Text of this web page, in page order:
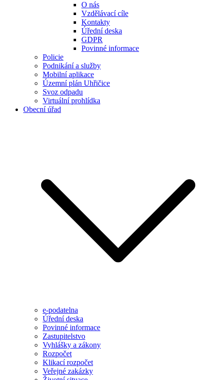
O nás
Vzdělávací cíle
Kontakty
Úřední deska
GDPR
Povinné informace
Policie
Podnikání a služby
Mobilní aplikace
Územní plán Uhřičice
Svoz odpadu
Virtuální prohlídka
Obecní úřad
e-podatelna
Úřední deska
Povinné informace
Zastupitelstvo
Vyhlášky a zákony
Rozpočet
Klikací rozpočet
Veřejné zakázky